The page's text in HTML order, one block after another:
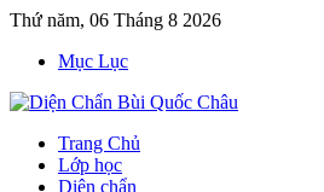
Thứ năm, 06 Tháng 8 2026
Mục Lục
Trang Chủ
Lớp học
Diện chẩn